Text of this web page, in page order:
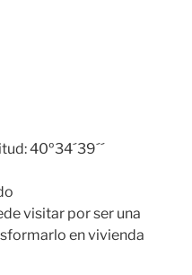
40º34´39´´
visitar por ser una
en vivienda